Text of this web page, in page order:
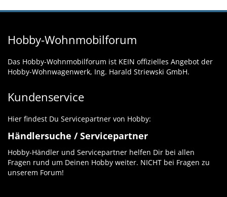
Hobby-Wohnmobilforum
Das Hobby-Wohnmobilforum ist KEIN offizielles Angebot der
Hobby-Wohnwagenwerk, Ing. Harald Striewski GmbH.
Kundenservice
Hier findest Du Servicepartner von Hobby:
Händlersuche / Servicepartner
Hobby-Händler und Servicepartner helfen Dir bei allen
Fragen rund um Deinen Hobby weiter. NICHT bei Fragen zu
unserem Forum!